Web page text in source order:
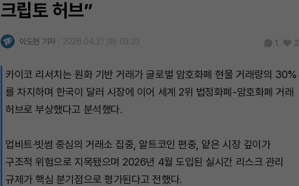
크립토 허브”
이도현 기자 2026.04.21 (화) 03:33 1 2
카이코 리서치는 원화 기반 거래가 글로벌 암호화폐 현물 거래량의 30%
를 차지하며 한국이 달러 시장에 이어 세계 2위 법정화폐-암호화폐 거래
허브로 부상했다고 분석했다.
업비트·빗썸 중심의 거래소 집중, 알트코인 편중, 얕은 시장 깊이가
구조적 위험으로 지목됐으며 2026년 4월 도입된 실시간 리스크 관리
규제가 핵심 분기점으로 평가된다고 전했다.